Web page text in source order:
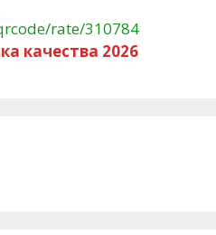
качества 2026